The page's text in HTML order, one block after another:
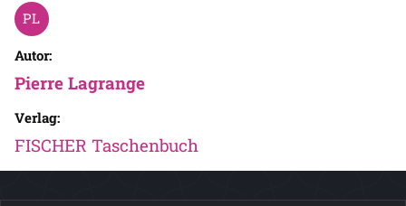
Autor:
Pierre Lagrange
Verlag:
FISCHER Taschenbuch